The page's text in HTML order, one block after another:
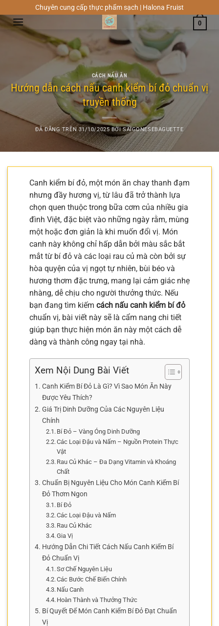
đến
nội
Chuyên cung cấp thực phẩm sạch | Halona Fruist
0
CÁCH NẤU ĂN
Hướng dẫn cách nấu canh kiểm bí đỏ chuẩn vị
truyền thống
ĐÃ ĐĂNG TRÊN31/10/2025 BỞISAIGONESEBAGUETTE
Canh kiểm bí đỏ, một món ăn chay thanh đạm
nhưng đầy hương vị, từ lâu đã trở thành lựa
chọn quen thuộc trong bữa cơm của nhiều gia
đình Việt, đặc biệt vào những ngày rằm, mùng
một hoặc đơn giản là khi muốn đổi vị. Món
canh này không chỉ hấp dẫn bởi màu sắc bắt
mắt từ bí đỏ và các loại rau củ mà còn bởi sự
hòa quyện của vị ngọt tự nhiên, bùi béo và
hương thơm đặc trưng, mang lại cảm giác nhẹ
nhàng, dễ chịu cho người thưởng thức. Nếu
bạn đang tìm kiếm cách nấu canh kiểm bí đỏ
chuẩn vị, bài viết này sẽ là cẩm nang chi tiết
giúp bạn thực hiện món ăn này một cách dễ
dàng và thành công ngay tại nhà.
Xem Nội Dung Bài Viết
Canh Kiểm Bí Đỏ Là Gì? Vì Sao Món Ăn Này
Được Yêu Thích?
Giá Trị Dinh Dưỡng Của Các Nguyên Liệu
Chính
Bí Đỏ – Vàng Óng Dinh Dưỡng
Các Loại Đậu và Nấm – Nguồn Protein Thực
Vật
Rau Củ Khác – Đa Dạng Vitamin và Khoáng
Chất
Chuẩn Bị Nguyên Liệu Cho Món Canh Kiểm Bí
Đỏ Thơm Ngon
Bí Đỏ
Các Loại Đậu và Nấm
Rau Củ Khác
Gia Vị
Hướng Dẫn Chi Tiết Cách Nấu Canh Kiểm Bí
Đỏ Chuẩn Vị
Sơ Chế Nguyên Liệu
Các Bước Chế Biến Chính
Nấu Canh
Hoàn Thành và Thưởng Thức
Bí Quyết Để Món Canh Kiểm Bí Đỏ Đạt Chuẩn
Vị